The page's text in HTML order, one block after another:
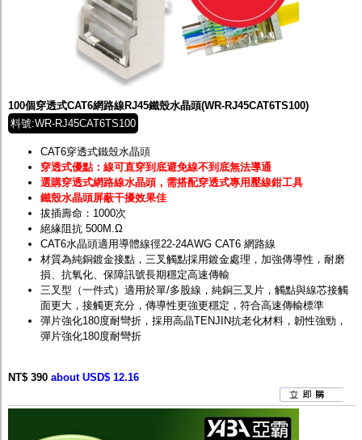
100個穿透式CAT6網路線RJ45鐵殼水晶頭(WR-RJ45CAT6TS100)
料號:WR-RJ45CAT6TS100
CAT6穿透式鐵殼水晶頭
穿透式優點：線可直穿到底避免線不到底無法導通
選購穿透式網路線水晶頭，需搭配穿透式專用壓線鉗工具
鐵殼水晶頭屏蔽干擾效果佳
拔插壽命：1000次
絕緣阻抗 500M.Ω
CAT6水晶頭適用導體線徑22-24AWG CAT6 網路線
材質為純銅鍍金接點，三叉觸點採用鍍金處理，加強傳導性，耐磨
損、抗氧化、保障訊號長期穩定高速傳輸
三叉型（一件式）適用於單/多股線，純銅三叉片，觸點與線芯接觸
面更大，接觸更充分，傳導性更強更穩定，符合高速傳輸標準
彈片強化180度耐彎折，採用高晶TENJIN抗老化材料，韌性強勁，
彈片強化180度耐彎折
NT$ 390 about USD$ 12.16